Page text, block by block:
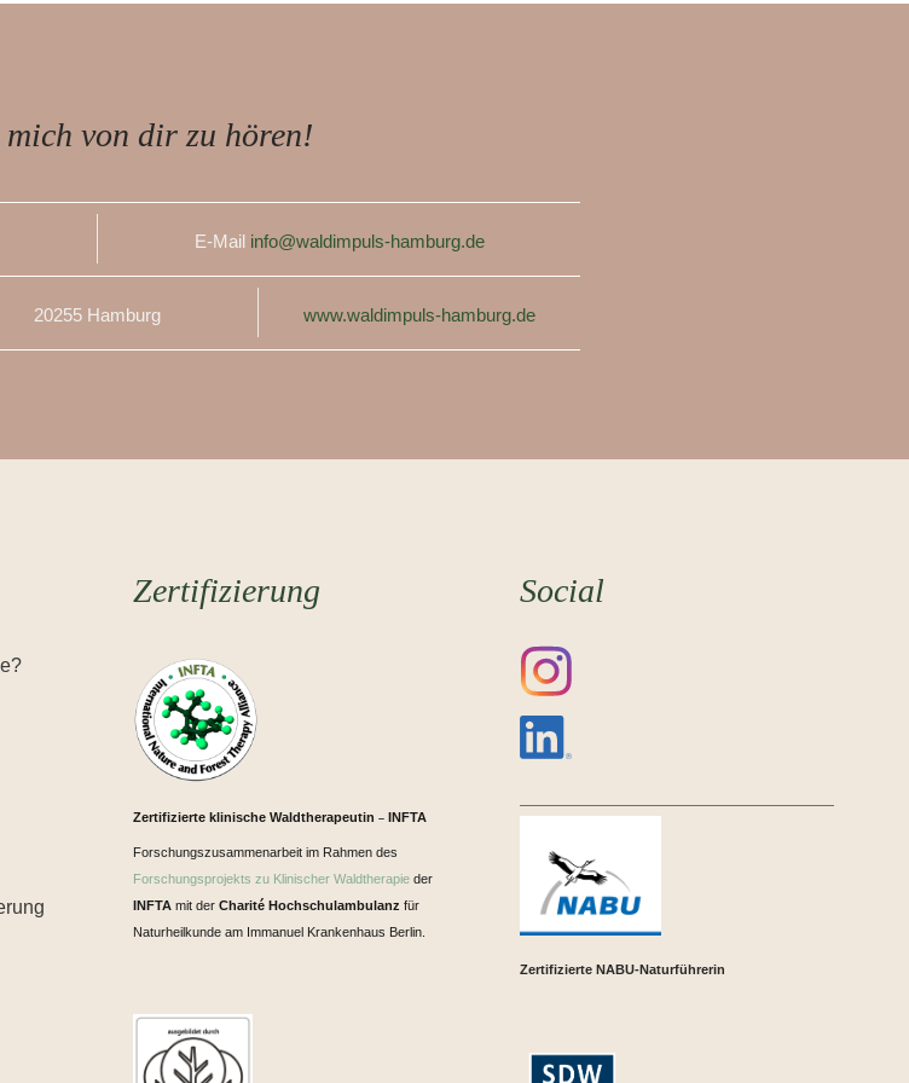
mich von dir zu hören!
E-Mail info@waldimpuls-hamburg.de
20255 Hamburg www.waldimpuls-hamburg.de
Zertifizierung
Zertifizierte klinische Waldtherapeutin – INFTA
Forschungszusammenarbeit im Rahmen des
Forschungsprojekts zu Klinischer Waldtherapie der
INFTA mit der Charité Hochschulambulanz für
Naturheilkunde am Immanuel Krankenhaus Berlin.
Social
Zertifizierte NABU-Naturführerin